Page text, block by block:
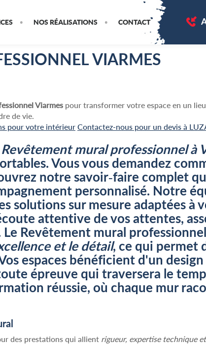
NOS RÉALISATIONS CONTACT
VIARMES
Viarmes pour transformer votre espace en un lieu
de vie.
pour votre intérieur Contactez-nous pour un devis à
Revêtement mural professionnel à
Vous vous demandez
notre savoir-faire complet
personnalisé. Notre
solutions sur mesure adaptées à
attentive de vos attentes,
Revêtement mural
et le détail, ce qui permet
espaces bénéficient d'un
épreuve qui traversera le
réussie, où chaque mur
des prestations qui allient rigueur, expertise technique